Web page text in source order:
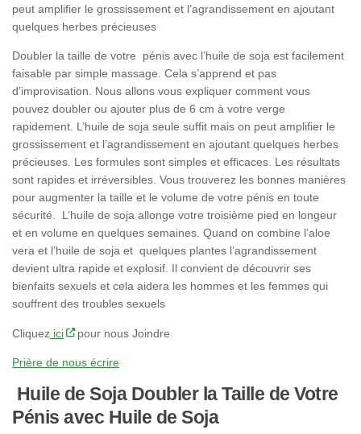
peut amplifier le grossissement et l’agrandissement en ajoutant
quelques herbes précieuses
Doubler la taille de votre pénis avec l’huile de soja est facilement
faisable par simple massage. Cela s’apprend et pas
d’improvisation. Nous allons vous expliquer comment vous
pouvez doubler ou ajouter plus de 6 cm à votre verge
rapidement. L’huile de soja seule suffit mais on peut amplifier le
grossissement et l’agrandissement en ajoutant quelques herbes
précieuses. Les formules sont simples et efficaces. Les résultats
sont rapides et irréversibles. Vous trouverez les bonnes manières
pour augmenter la taille et le volume de votre pénis en toute
sécurité. L’huile de soja allonge votre troisième pied en longeur
et en volume en quelques semaines. Quand on combine l’aloe
vera et l’huile de soja et quelques plantes l’agrandissement
devient ultra rapide et explosif. Il convient de découvrir ses
bienfaits sexuels et cela aidera les hommes et les femmes qui
souffrent des troubles sexuels
Cliquez ici pour nous Joindre
Prière de nous écrire
Huile de Soja Doubler la Taille de Votre
Pénis avec Huile de Soja